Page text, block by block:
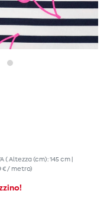
( Altezza (cm): 145 cm |
€ / metro)